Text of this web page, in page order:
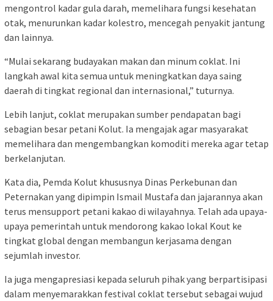
mengontrol kadar gula darah, memelihara fungsi kesehatan
otak, menurunkan kadar kolestro, mencegah penyakit jantung
dan lainnya.
“Mulai sekarang budayakan makan dan minum coklat. Ini
langkah awal kita semua untuk meningkatkan daya saing
daerah di tingkat regional dan internasional,” tuturnya.
Lebih lanjut, coklat merupakan sumber pendapatan bagi
sebagian besar petani Kolut. Ia mengajak agar masyarakat
memelihara dan mengembangkan komoditi mereka agar tetap
berkelanjutan.
Kata dia, Pemda Kolut khususnya Dinas Perkebunan dan
Peternakan yang dipimpin Ismail Mustafa dan jajarannya akan
terus mensupport petani kakao di wilayahnya. Telah ada upaya-
upaya pemerintah untuk mendorong kakao lokal Kout ke
tingkat global dengan membangun kerjasama dengan
sejumlah investor.
Ia juga mengapresiasi kepada seluruh pihak yang berpartisipasi
dalam menyemarakkan festival coklat tersebut sebagai wujud